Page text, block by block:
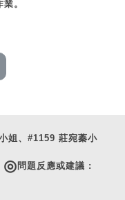
。
姐、#1159 莊宛蓁小
◎ 問題反應或建議 :